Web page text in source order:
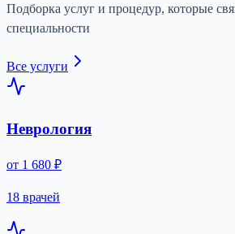
Подборка услуг и процедур, которые
специальности
Все услуги
Неврология
от 1 680 ₽
18 врачей